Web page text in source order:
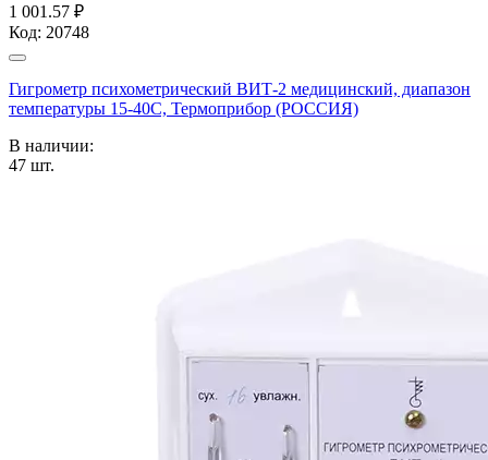
1 001.57 ₽
Код: 20748
Гигрометр психометрический ВИТ-2 медицинский, диапазон
температуры 15-40С, Термоприбор (РОССИЯ)
В наличии:
47 шт.